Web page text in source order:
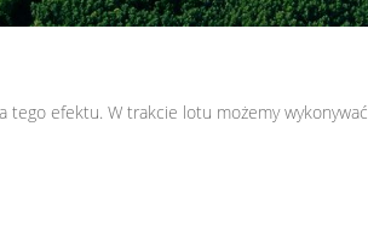
efektu. W trakcie lotu możemy wykonywać